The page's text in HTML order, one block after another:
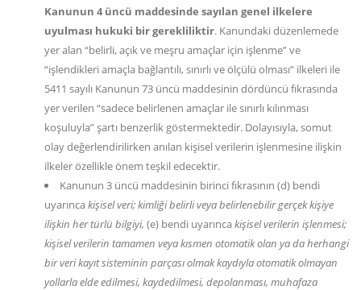
Kanunun 4 üncü maddesinde sayılan genel ilkelere
uyulması hukuki bir gerekliliktir. Kanundaki düzenlemede
yer alan “belirli, açık ve meşru amaçlar için işlenme” ve
“işlendikleri amaçla bağlantılı, sınırlı ve ölçülü olması” ilkeleri ile
5411 sayılı Kanunun 73 üncü maddesinin dördüncü fıkrasında
yer verilen “sadece belirlenen amaçlar ile sınırlı kılınması
koşuluyla” şartı benzerlik göstermektedir. Dolayısıyla, somut
olay değerlendirilirken anılan kişisel verilerin işlenmesine ilişkin
ilkeler özellikle önem teşkil edecektir.
Kanunun 3 üncü maddesinin birinci fıkrasının (d) bendi
uyarıncakişisel veri; kimliği belirli veya belirlenebilir gerçek kişiye
ilişkin her türlü bilgiyi, (e) bendi uyarıncakişisel verilerin işlenmesi;
kişisel verilerin tamamen veya kısmen otomatik olan ya da herhangi
bir veri kayıt sisteminin parçası olmak kaydıyla otomatik olmayan
yollarla elde edilmesi, kaydedilmesi, depolanması, muhafaza